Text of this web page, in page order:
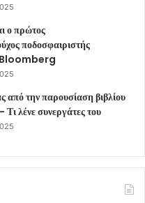
ο πρώτος
ποδοσφαιριστής
Bloomberg
την παρουσίαση βιβλίου
Τι λένε συνεργάτες του